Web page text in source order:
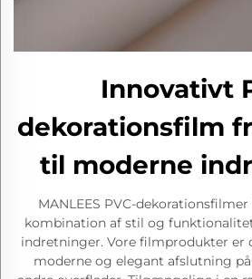
Innovativt
dekorationsfilm
til moderne
MANLEES PVC-
kombination af stil og
indretninger. Vore filmprodukter er
moderne og elegant afslutning